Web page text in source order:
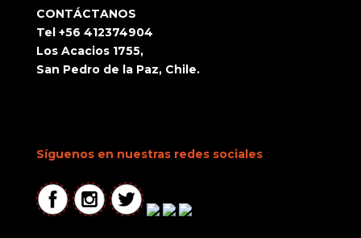
CONTÁCTANOS
Tel +56 412374904
Los Acacios 1755,
San Pedro de la Paz, Chile.
Síguenos en nuestras redes sociales